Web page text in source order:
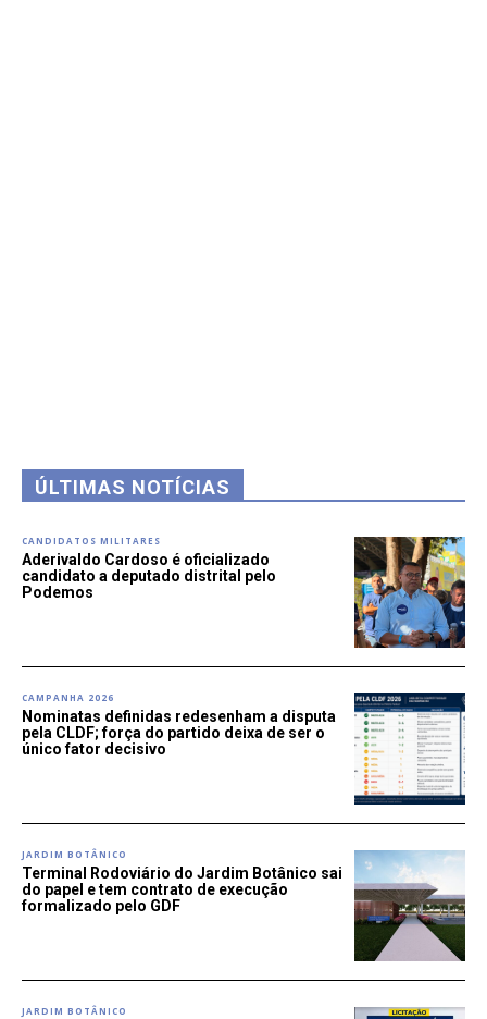
ÚLTIMAS NOTÍCIAS
CANDIDATOS MILITARES
Aderivaldo Cardoso é oficializado
candidato a deputado distrital pelo
Podemos
CAMPANHA 2026
Nominatas definidas redesenham a disputa
pela CLDF; força do partido deixa de ser o
único fator decisivo
JARDIM BOTÂNICO
Terminal Rodoviário do Jardim Botânico sai
do papel e tem contrato de execução
formalizado pelo GDF
JARDIM BOTÂNICO